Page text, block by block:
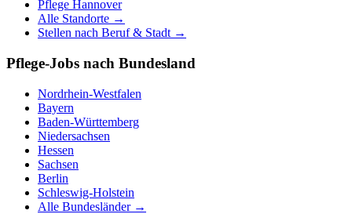
Pflege Hannover
Alle Standorte →
Stellen nach Beruf & Stadt →
Pflege-Jobs nach Bundesland
Nordrhein-Westfalen
Bayern
Baden-Württemberg
Niedersachsen
Hessen
Sachsen
Berlin
Schleswig-Holstein
Alle Bundesländer →